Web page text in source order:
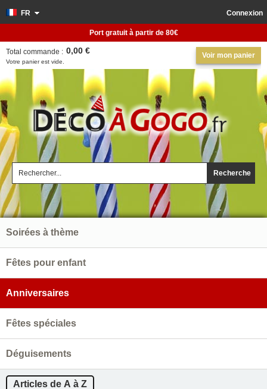
Recherche
Connexion
FR
Voir mon panier
Votre panier est vide.
Total commande : 0,00 €
Port gratuit à partir de 80€
Soirées à thème
Fêtes pour enfant
Anniversaires
Fêtes spéciales
Déguisements
Articles de A à Z